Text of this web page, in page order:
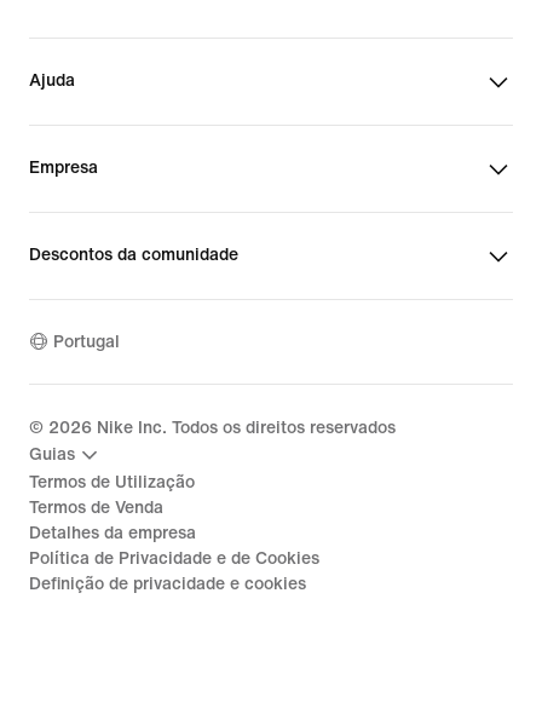
Ajuda
Empresa
Descontos da comunidade
Portugal
© 2026 Nike Inc. Todos os direitos reservados
Guias
Termos de Utilização
Termos de Venda
Detalhes da empresa
Política de Privacidade e de Cookies
Definição de privacidade e cookies